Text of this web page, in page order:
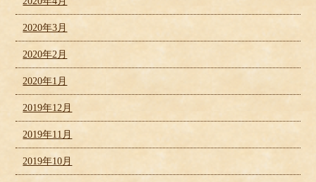
2020年3月
2020年2月
2020年1月
2019年12月
2019年11月
2019年10月